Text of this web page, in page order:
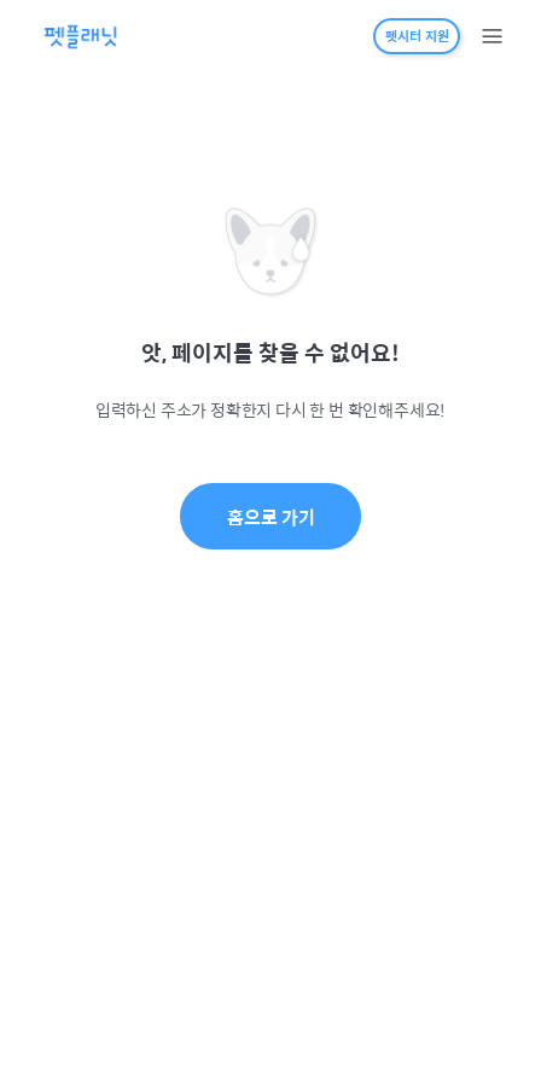
펫시터 지원
앗, 페이지를 찾을 수 없어요!
입력하신 주소가 정확한지 다시 한 번 확인해주세요!
홈으로 가기